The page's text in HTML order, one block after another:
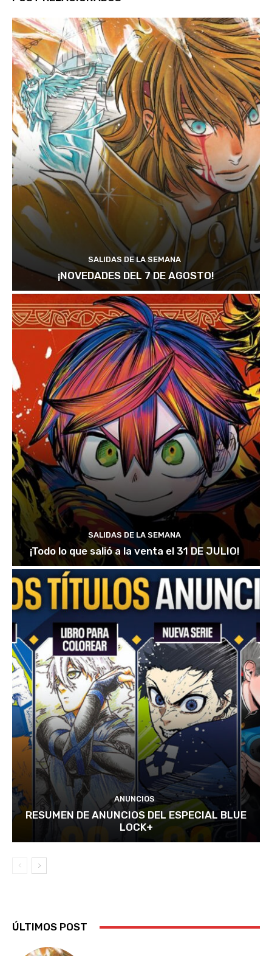
SALIDAS DE LA SEMANA
¡NOVEDADES DEL 7 DE AGOSTO!
SALIDAS DE LA SEMANA
¡Todo lo que salió a la venta el 31 DE JULIO!
ANUNCIOS
RESUMEN DE ANUNCIOS DEL ESPECIAL BLUE
LOCK+
ÚLTIMOS POST